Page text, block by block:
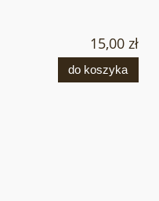
15,00 zł
do koszyka